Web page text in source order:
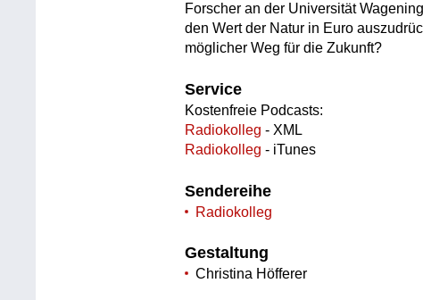
Forscher an der Universität
den Wert der Natur in Euro
möglicher Weg für die Zukunft?
Service
Kostenfreie Podcasts:
Radiokolleg - XML
Radiokolleg - iTunes
Sendereihe
Radiokolleg
Gestaltung
Christina Höfferer